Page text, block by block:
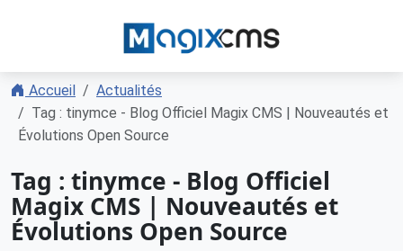
Accueil
Actualités
Tag : tinymce - Blog Officiel Magix CMS | Nouveautés et
Évolutions Open Source
Tag : tinymce - Blog Officiel
Magix CMS | Nouveautés et
Évolutions Open Source